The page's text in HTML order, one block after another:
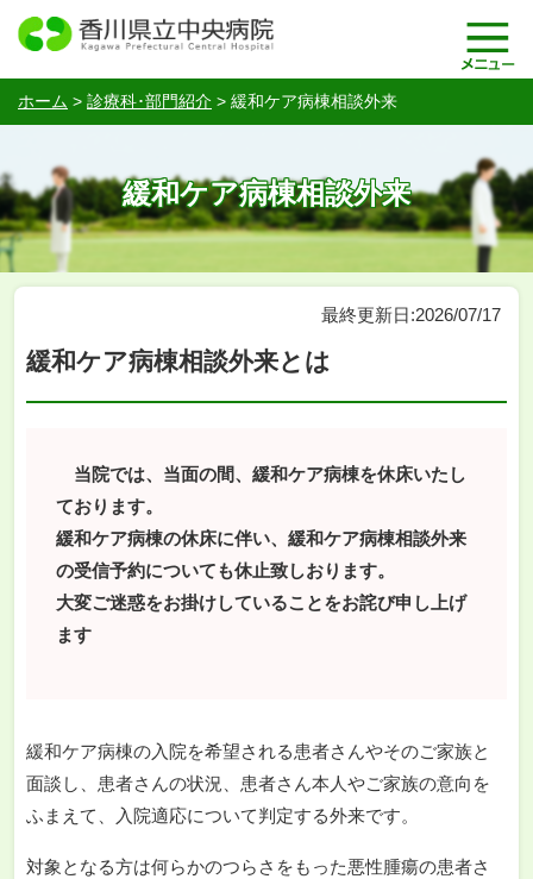
ホーム > 診療科･部門紹介 > 緩和ケア病棟相談外来
緩和ケア病棟相談外来
最終更新日:2026/07/17
緩和ケア病棟相談外来とは
当院では、当面の間、緩和ケア病棟を休床いたし
ております。
緩和ケア病棟の休床に伴い、緩和ケア病棟相談外来
の受信予約についても休止致しおります。
大変ご迷惑をお掛けしていることをお詫び申し上げ
ます
緩和ケア病棟の入院を希望される患者さんやそのご家族と
面談し、患者さんの状況、患者さん本人やご家族の意向を
ふまえて、入院適応について判定する外来です。
対象となる方は何らかのつらさをもった悪性腫瘍の患者さ